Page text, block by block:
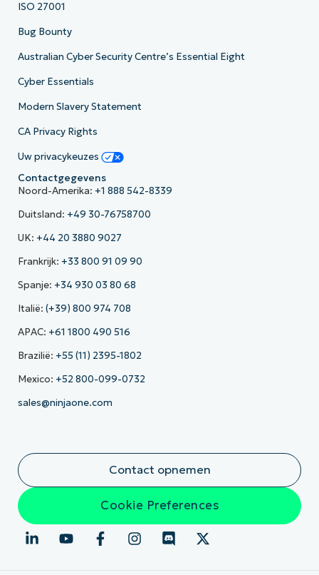
ISO 27001
Bug Bounty
Australian Cyber Security Centre’s Essential Eight
Cyber Essentials
Modern Slavery Statement
CA Privacy Rights
Uw privacykeuzes
Contactgegevens
Noord-Amerika: +1 888 542-8339
Duitsland: +49 30-76758700
UK: +44 20 3880 9027
Frankrijk: +33 800 91 09 90
Spanje: +34 930 03 80 68
Italië: (+39) 800 974 708
APAC: +61 1800 490 516
Brazilië: +55 (11) 2395-1802
Mexico: +52 800-099-0732
sales@ninjaone.com
Contact opnemen
Cookie Preferences